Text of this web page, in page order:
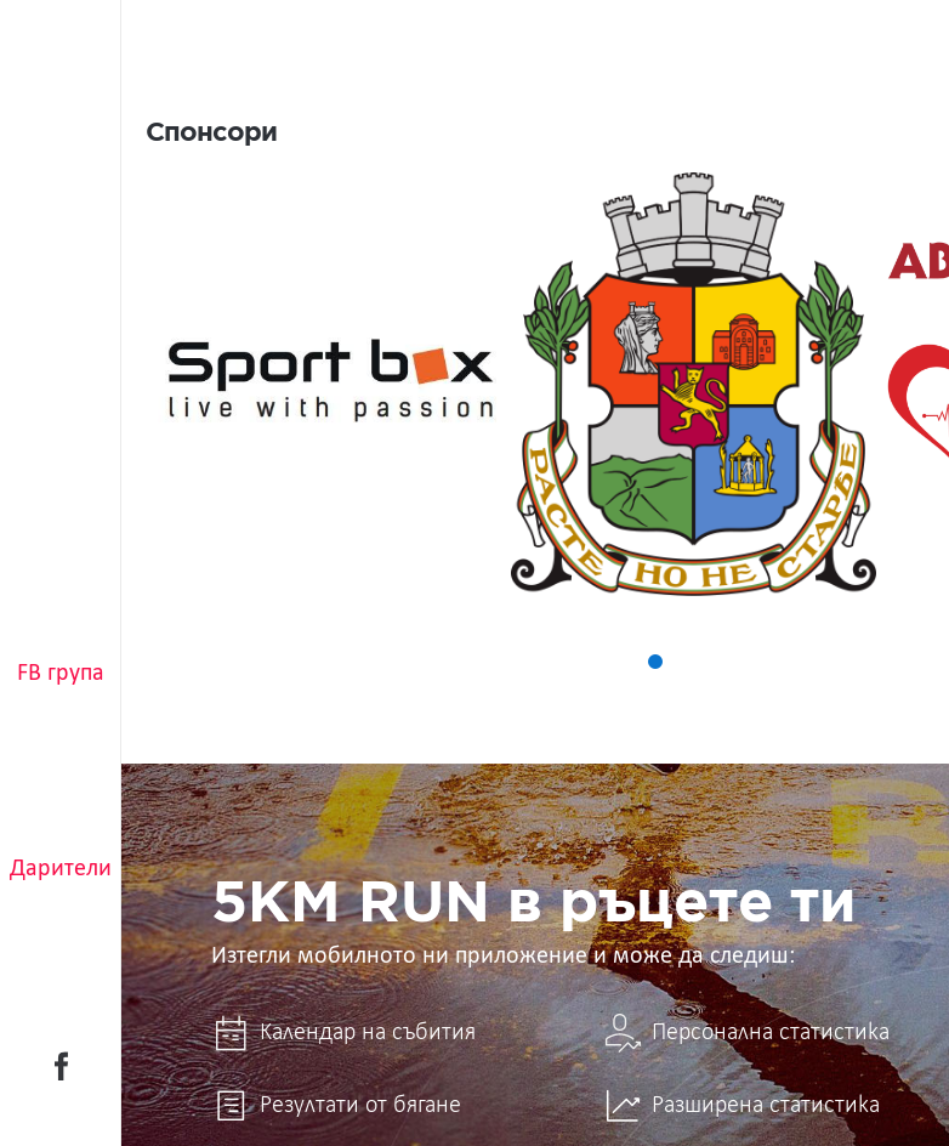
FB група
Дарители
Спонсори
5KM
RUN
в
ръцете
ти
5KM RUN в ръцете ти
Изтегли мобилното ни приложение и може да следиш:
Календар на събития Персонална статистика
Резултати от бягане Разширена статистика